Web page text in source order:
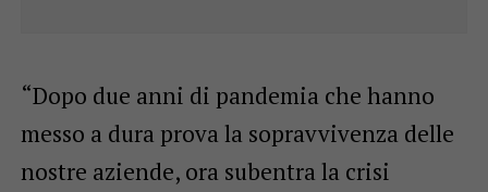
“Dopo due anni di pandemia che hanno
messo a dura prova la sopravvivenza delle
nostre aziende, ora subentra la crisi